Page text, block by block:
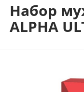
Набор
ALPHA